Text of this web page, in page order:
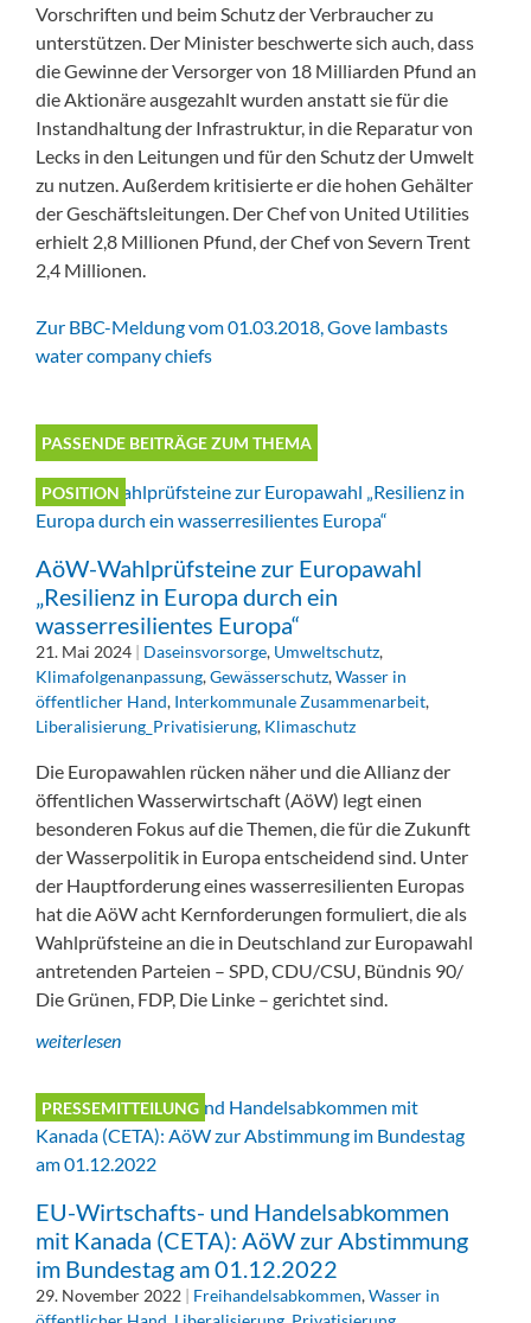
Vorschriften und beim Schutz der Verbraucher zu
unterstützen. Der Minister beschwerte sich auch, dass
die Gewinne der Versorger von 18 Milliarden Pfund an
die Aktionäre ausgezahlt wurden anstatt sie für die
Instandhaltung der Infrastruktur, in die Reparatur von
Lecks in den Leitungen und für den Schutz der Umwelt
zu nutzen. Außerdem kritisierte er die hohen Gehälter
der Geschäftsleitungen. Der Chef von United Utilities
erhielt 2,8 Millionen Pfund, der Chef von Severn Trent
2,4 Millionen.
Zur BBC-Meldung vom 01.03.2018, Gove lambasts
water company chiefs
PASSENDE BEITRÄGE ZUM THEMA
POSITION
AöW-Wahlprüfsteine zur Europawahl
„Resilienz in Europa durch ein
wasserresilientes Europa“
21. Mai 2024 | Daseinsvorsorge, Umweltschutz,
Klimafolgenanpassung,Gewässerschutz,Wasser in
öffentlicher Hand, Interkommunale Zusammenarbeit,
Liberalisierung_Privatisierung, Klimaschutz
Die Europawahlen rücken näher und die Allianz der
öffentlichen Wasserwirtschaft (AöW) legt einen
besonderen Fokus auf die Themen, die für die Zukunft
der Wasserpolitik in Europa entscheidend sind. Unter
der Hauptforderung eines wasserresilienten Europas
hat die AöW acht Kernforderungen formuliert, die als
Wahlprüfsteine an die in Deutschland zur Europawahl
antretenden Parteien – SPD, CDU/CSU, Bündnis 90/
Die Grünen, FDP, Die Linke – gerichtet sind.
weiterlesen
PRESSEMITTEILUNG
EU-Wirtschafts- und Handelsabkommen
mit Kanada (CETA): AöW zur Abstimmung
im Bundestag am 01.12.2022
29. November 2022 | Freihandelsabkommen,Wasser in